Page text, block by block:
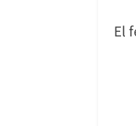
El